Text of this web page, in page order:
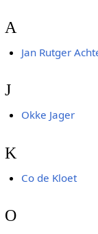
A
Jan Rutger
J
Okke Jager
K
Co de Kloet
O